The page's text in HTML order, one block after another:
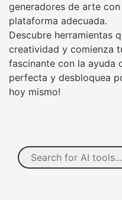
generadores de arte
plataforma adecuada.
Descubre herramientas
creatividad y comienza
fascinante con la ayuda
perfecta y desbloquea
hoy mismo!